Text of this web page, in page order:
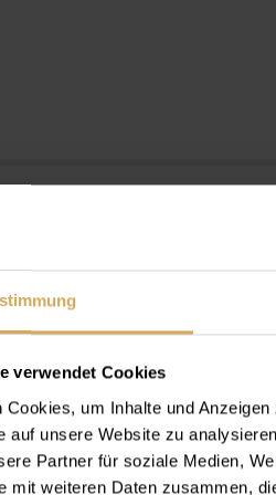
verwendet Cookies
Cookies, um Inhalte und
auf unsere Website zu
Partner für soziale Medien,
mit weiteren Daten zusammen,
en
un équilibre optimal de
tout au long de la
pour tous ceux qui
et la santé de leurs yeux.